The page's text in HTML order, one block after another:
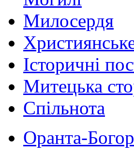
Милосердя
Історичні
Митецька
Спільнота
Оранта-